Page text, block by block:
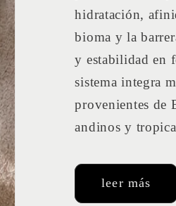
hidratación,
bioma y la
y estabilidad en
sistema integra
provenientes de
andinos y
leer más